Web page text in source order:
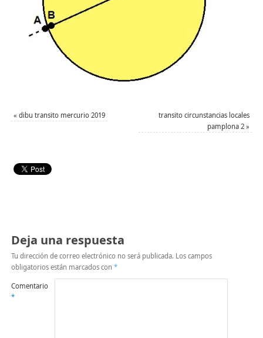
« dibu transito mercurio 2019
transito circunstancias locales
pamplona 2 »
Deja una respuesta
Tu dirección de correo electrónico no será publicada. Los campos
obligatorios están marcados con *
Comentario
*